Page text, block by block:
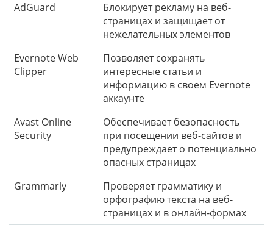
AdGuard
Блокирует рекламу на веб-
страницах и защищает от
нежелательных элементов
Evernote Web
Clipper
Позволяет сохранять
интересные статьи и
информацию в своем Evernote
аккаунте
Avast Online
Security
Обеспечивает безопасность
при посещении веб-сайтов и
предупреждает о потенциально
опасных страницах
Grammarly
Проверяет грамматику и
орфографию текста на веб-
страницах и в онлайн-формах